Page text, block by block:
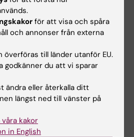
i cellerna. De släpps ut i
når andra celler till vilka de
Det kan bland annat göras
på utsidan eller
i cellen och förmedlar sitt
stor membranbubbla som
mellan cellerna. Inuti
och RNA/DNA,
annat ha olika molekyler som
för att visa och spåra
och annonser från externa
överföras till länder utanför EU.
godkänner du att vi sparar
ändra eller återkalla ditt
längst ned till vänster på
kakor
in English